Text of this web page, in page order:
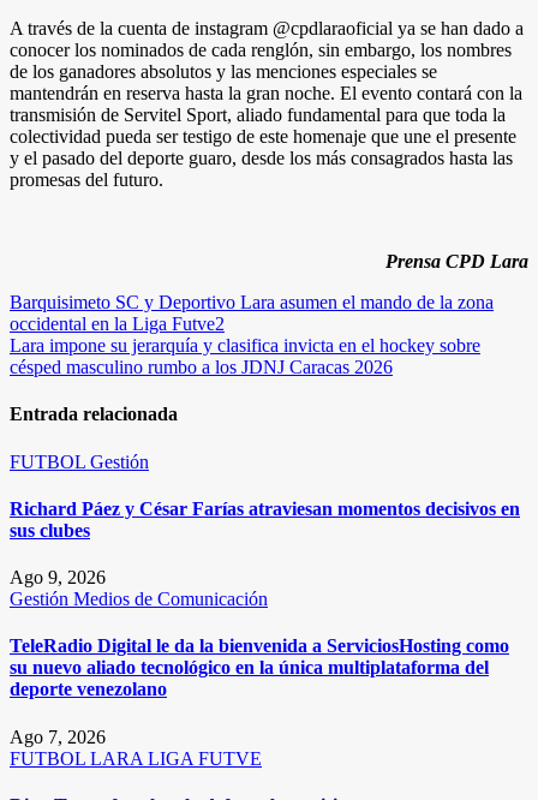
A través de la cuenta de instagram @cpdlaraoficial ya se han dado a
conocer los nominados de cada renglón, sin embargo, los nombres
de los ganadores absolutos y las menciones especiales se
mantendrán en reserva hasta la gran noche. El evento contará con la
transmisión de Servitel Sport, aliado fundamental para que toda la
colectividad pueda ser testigo de este homenaje que une el presente
y el pasado del deporte guaro, desde los más consagrados hasta las
promesas del futuro.
Prensa CPD Lara
Navegación
de
entradas
Barquisimeto SC y Deportivo Lara asumen el mando de la zona
occidental en la Liga Futve2
Lara impone su jerarquía y clasifica invicta en el hockey sobre
césped masculino rumbo a los JDNJ Caracas 2026
Entrada relacionada
FUTBOL Gestión
Richard Páez y César Farías atraviesan momentos decisivos en
sus clubes
Ago 9, 2026
Gestión Medios de Comunicación
TeleRadio Digital le da la bienvenida a ServiciosHosting como
su nuevo aliado tecnológico en la única multiplataforma del
deporte venezolano
Ago 7, 2026
FUTBOL LARA LIGA FUTVE